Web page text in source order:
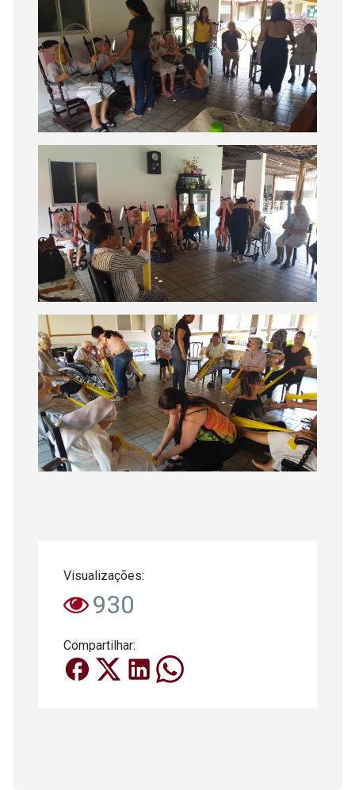
Visualizações:
930
Compartilhar: